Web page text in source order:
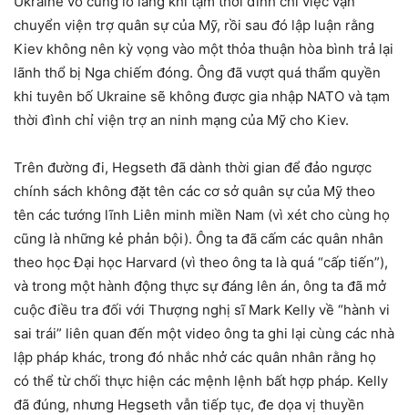
chuyển viện trợ quân sự của Mỹ, rồi sau đó lập luận rằng
Kiev không nên kỳ vọng vào một thỏa thuận hòa bình trả lại
lãnh thổ bị Nga chiếm đóng. Ông đã vượt quá thẩm quyền
khi tuyên bố Ukraine sẽ không được gia nhập NATO và tạm
thời đình chỉ viện trợ an ninh mạng của Mỹ cho Kiev.
Trên đường đi, Hegseth đã dành thời gian để đảo ngược
chính sách không đặt tên các cơ sở quân sự của Mỹ theo
tên các tướng lĩnh Liên minh miền Nam (vì xét cho cùng họ
cũng là những kẻ phản bội). Ông ta đã cấm các quân nhân
theo học Đại học Harvard (vì theo ông ta là quá “cấp tiến”),
và trong một hành động thực sự đáng lên án, ông ta đã mở
cuộc điều tra đối với Thượng nghị sĩ Mark Kelly về “hành vi
sai trái” liên quan đến một video ông ta ghi lại cùng các nhà
lập pháp khác, trong đó nhắc nhở các quân nhân rằng họ
có thể từ chối thực hiện các mệnh lệnh bất hợp pháp. Kelly
đã đúng, nhưng Hegseth vẫn tiếp tục, đe dọa vị thuyền